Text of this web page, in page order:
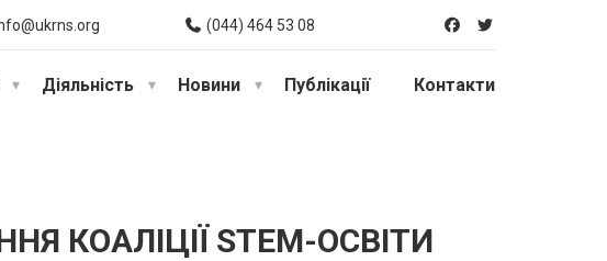
(044) 464 53 08
Діяльність Новини Публікації Контакти
КОАЛІЦІЇ STEM-ОСВІТИ